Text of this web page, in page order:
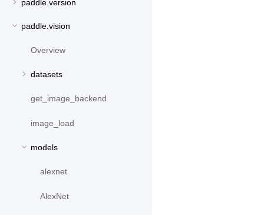
paddle.version
paddle.vision
Overview
datasets
get_image_backend
image_load
models
alexnet
AlexNet